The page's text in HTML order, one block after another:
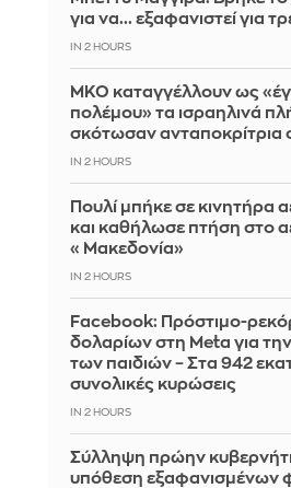
για να... εξαφανιστεί για
IN 2 HOURS
ΜΚΟ καταγγέλλουν ως
πολέμου» τα ισραηλινά
σκότωσαν ανταποκρίτρια
IN 2 HOURS
Πουλί μπήκε σε κινητήρα
και καθήλωσε πτήση στο
«Μακεδονία»
IN 2 HOURS
Facebook: Πρόστιμο-
δολαρίων στη Meta για
των παιδιών – Στα 942
συνολικές κυρώσεις
IN 2 HOURS
Σύλληψη πρώην
υπόθεση εξαφανισμένων